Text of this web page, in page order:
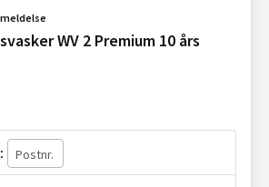
WV 2 Premium 10 års